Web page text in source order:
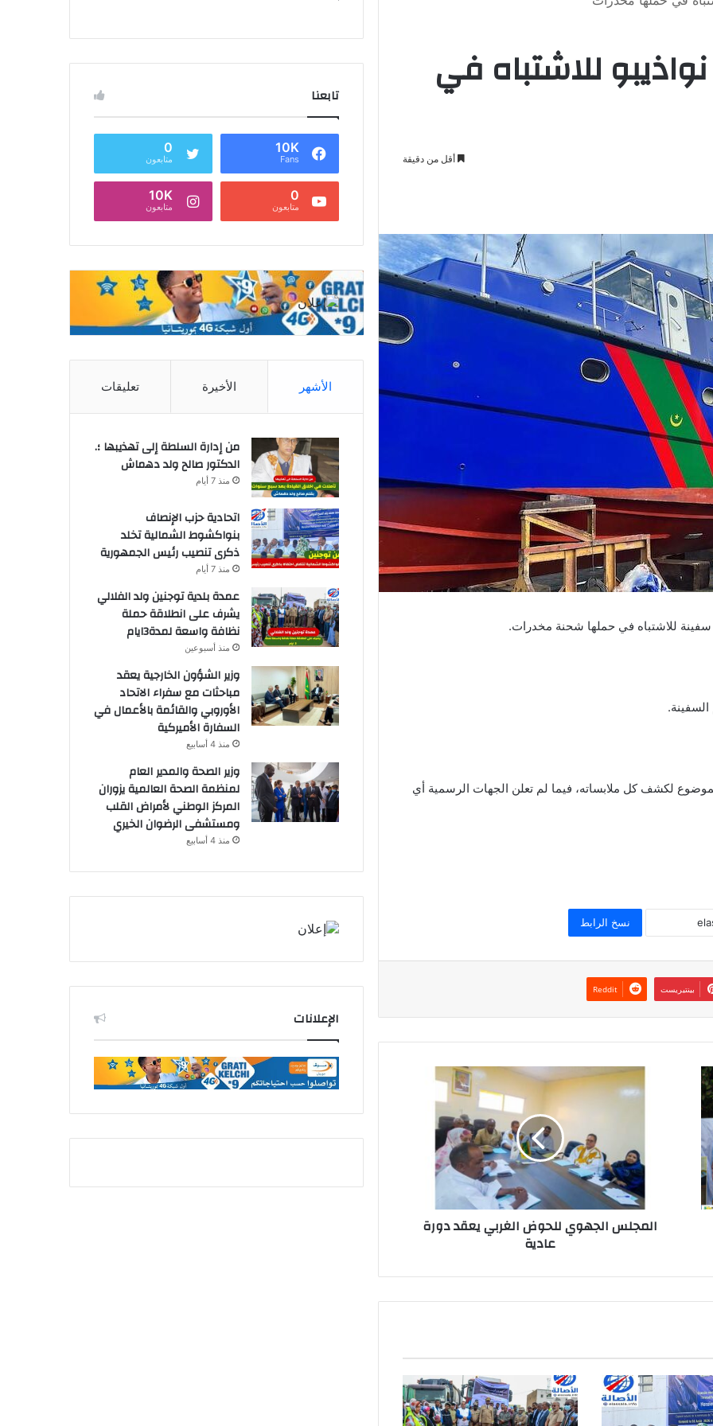
للاشتباه في
أقل من دقيقة
للاشتباه في حملها شحنة مخدرات.
لكشف كل ملابساته، فيما لم تعلن الجهات الرسمية أي
نسخ الرابط
بينتيريست
المجلس الجهوي للحوض الغربي يعقد دورة
عادية
تابعنا
10K
Fans
0
متابعون
0
متابعون
10K
متابعون
الأشهر الأخيرة تعليقات
من إدارة السلطة إلى تهذيبها ؛.
الدكتور صالح ولد دهماش
منذ 7 أيام
اتحادية حزب الإنصاف
بنواكشوط الشمالية تخلد
ذكرى تنصيب رئيس الجمهورية
منذ 7 أيام
عمدة بلدية توجنين ولد الفلالي
يشرف على انطلاقة حملة
نظافة واسعة لمدة3ايام
منذ أسبوعين
وزير الشؤون الخارجية يعقد
مباحثات مع سفراء الاتحاد
الأوروبي والقائمة بالأعمال في
السفارة الأميركية
منذ 4 أسابيع
وزير الصحة والمدير العام
لمنظمة الصحة العالمية يزوران
المركز الوطني لأمراض القلب
ومستشفى الرضوان الخيري
منذ 4 أسابيع
الإعلانات